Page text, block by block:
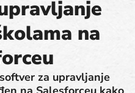
na
za upravljanje